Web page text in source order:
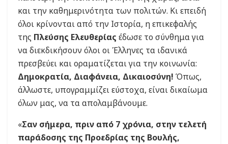
και την καθημερινότητα των πολιτών. Κι επειδή
όλοι κρίνονται από την Ιστορία, η επικεφαλής
της Πλεύσης Ελευθερίας έδωσε το σύνθημα για
να διεκδικήσουν όλοι οι Έλληνες τα ιδανικά
πρεσβεύει και οραματίζεται για την κοινωνία:
Δημοκρατία, Διαφάνεια, Δικαιοσύνη! Όπως,
άλλωστε, υπογραμμίζει εύστοχα, είναι δικαίωμα
όλων μας, να τα απολαμβάνουμε.
«Σαν σήμερα, πριν από 7 χρόνια, στην τελετή
παράδοσης της Προεδρίας της Βουλής,